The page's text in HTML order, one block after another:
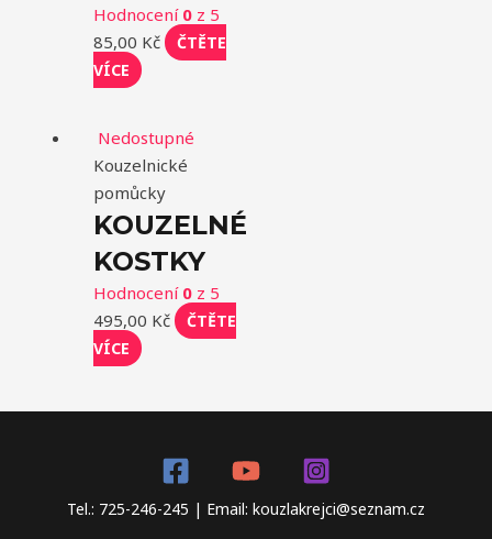
Hodnocení 0 z 5
85,00 Kč
ČTĚTE
VÍCE
Nedostupné
Kouzelnické
pomůcky
KOUZELNÉ
KOSTKY
Hodnocení 0 z 5
495,00 Kč
ČTĚTE
VÍCE
Tel.: 725-246-245 | Email: kouzlakrejci@seznam.cz